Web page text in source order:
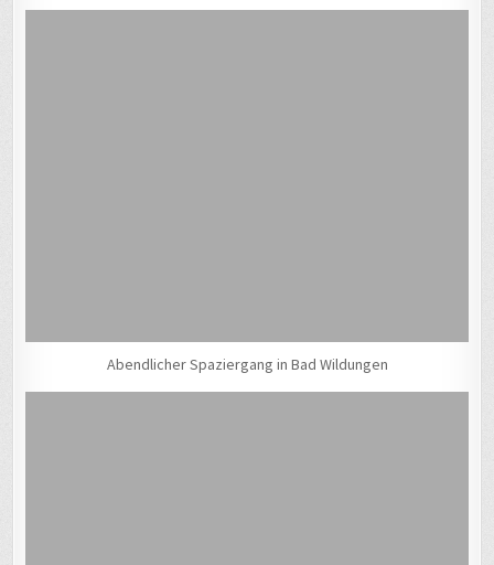
Abendlicher Spaziergang in Bad Wildungen